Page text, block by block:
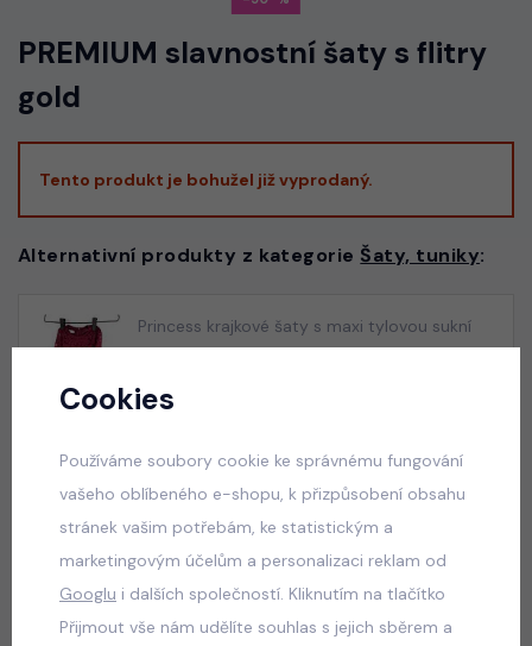
PREMIUM slavnostní šaty s flitry
gold
Tento produkt je bohužel již vyprodaný.
Alternativní produkty z kategorie Šaty, tuniky:
Princess krajkové šaty s maxi tylovou sukní
skladem
Princess krajkové šaty s maxi tylovou sukní
růžové
skladem
Cookies
Používáme soubory cookie ke správnému fungování
vašeho oblíbeného e-shopu, k přizpůsobení obsahu
stránek vašim potřebám, ke statistickým a
marketingovým účelům a personalizaci reklam od
Googlu i dalších společností. Kliknutím na tlačítko
Přijmout vše nám udělíte souhlas s jejich sběrem a